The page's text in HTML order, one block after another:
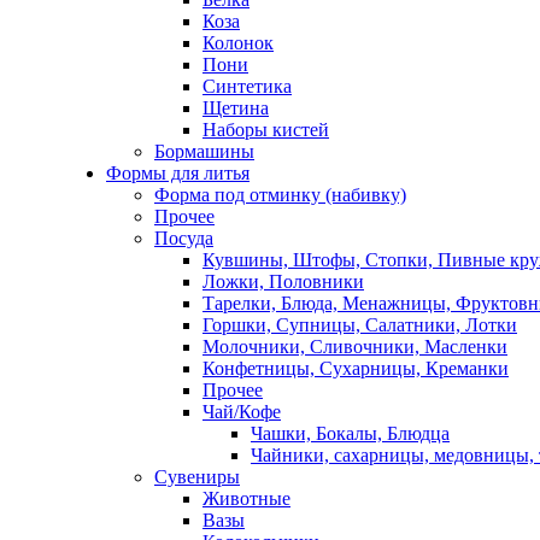
Коза
Колонок
Пони
Синтетика
Щетина
Наборы кистей
Бормашины
Формы для литья
Форма под отминку (набивку)
Прочее
Посуда
Кувшины, Штофы, Стопки, Пивные
Ложки, Половники
Тарелки, Блюда, Менажницы,
Горшки, Супницы, Салатники, Лотки
Молочники, Сливочники, Масленки
Конфетницы, Сухарницы, Креманки
Прочее
Чай/Кофе
Чашки, Бокалы, Блюдца
Чайники, сахарницы, медовницы,
Сувениры
Животные
Вазы